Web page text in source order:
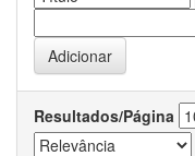
Resultados/Página